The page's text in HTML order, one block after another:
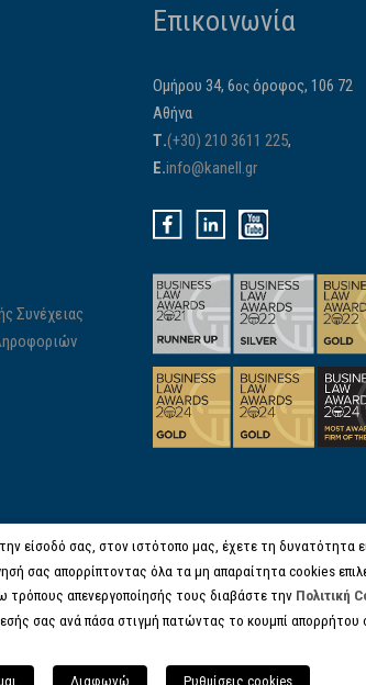
Συνέχειας
Επικοινωνία
Ομήρου 34, 6ος όροφος, 106 72
Αθήνα
Τ.(+30) 210 3611 225,
E.info@kanell.gr
σας, στον ιστότοπο μας, έχετε τη δυνατότητα
σας απορρίπτοντας όλα τα μη απαραίτητα cookies
απενεργοποίησής τους διαβάστε την Πολιτική
σας ανά πάσα στιγμή πατώντας το κουμπί
Διαφωνώ Ρυθμίσεις cookies